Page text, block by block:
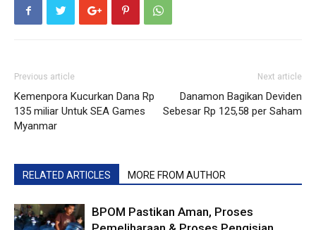
Previous article
Kemenpora Kucurkan Dana Rp
135 miliar Untuk SEA Games
Myanmar
Next article
Danamon Bagikan Deviden
Sebesar Rp 125,58 per Saham
RELATED ARTICLES MORE FROM AUTHOR
BPOM Pastikan Aman, Proses